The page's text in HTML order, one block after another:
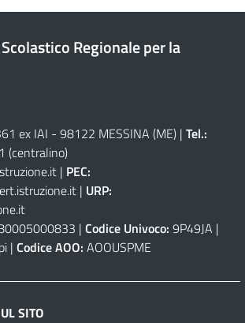
Regionale per la
ex IAI - 98122 MESSINA (ME) | Tel.:
(centralino)
| PEC:
| URP:
| Codice Univoco: 9P49JA |
| Codice AOO: AOOUSPME
SITO